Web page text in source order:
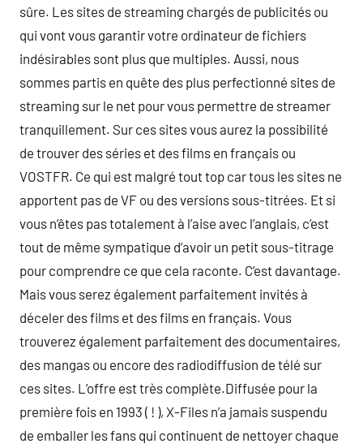
sûre. Les sites de streaming chargés de publicités ou
qui vont vous garantir votre ordinateur de fichiers
indésirables sont plus que multiples. Aussi, nous
sommes partis en quête des plus perfectionné sites de
streaming sur le net pour vous permettre de streamer
tranquillement. Sur ces sites vous aurez la possibilité
de trouver des séries et des films en français ou
VOSTFR. Ce qui est malgré tout top car tous les sites ne
apportent pas de VF ou des versions sous-titrées. Et si
vous n’êtes pas totalement à l’aise avec l’anglais, c’est
tout de même sympatique d’avoir un petit sous-titrage
pour comprendre ce que cela raconte. C’est davantage.
Mais vous serez également parfaitement invités à
déceler des films et des films en français. Vous
trouverez également parfaitement des documentaires,
des mangas ou encore des radiodiffusion de télé sur
ces sites. L’offre est très complète.Diffusée pour la
première fois en 1993 ( ! ), X-Files n’a jamais suspendu
de emballer les fans qui continuent de nettoyer chaque